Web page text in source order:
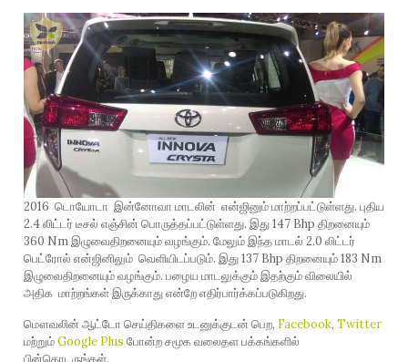
2016 டொயோடா இன்னோவா மாடலின் என்ஜினும் மாற்றப்பட்டுள்ளது. புதிய
2.4 லிட்டர் டீசல் எஞ்சின் பொருத்தப்பட்டுள்ளது. இது 147 Bhp திறனையும்
360 Nm இழுவைதிறனையும் வழங்கும். மேலும் இந்த மாடல் 2.0 லிட்டர்
பெட்ரோல் என்ஜினிலும் வெளியிடப்படும். இது 137 Bhp திறனையும் 183 Nm
இழுவைதிறனையும் வழங்கும். பழைய மாடலுக்கும் இதற்கும் விலையில்
அதிக மாற்றங்கள் இருக்காது என்றே எதிர்பார்க்கப்படுகிறது.
மௌவலின் ஆட்டோ செய்திகளை உடனுக்குடன் பெற, Facebook, Twitter
மற்றும்Google Plus போன்ற சமூக வலைதள பக்கங்களில்